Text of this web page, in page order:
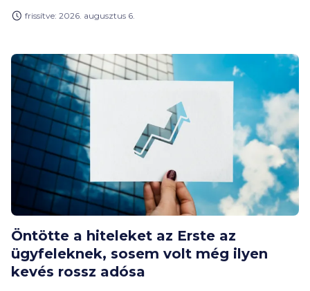
jelentik a leginkább elérhető városi lakásformát.
mik a legérdekesebb panelrekordok?
frissítve: 2026. augusztus 6.
Öntötte a hiteleket az Erste az
ügyfeleknek, sosem volt még ilyen
kevés rossz adósa